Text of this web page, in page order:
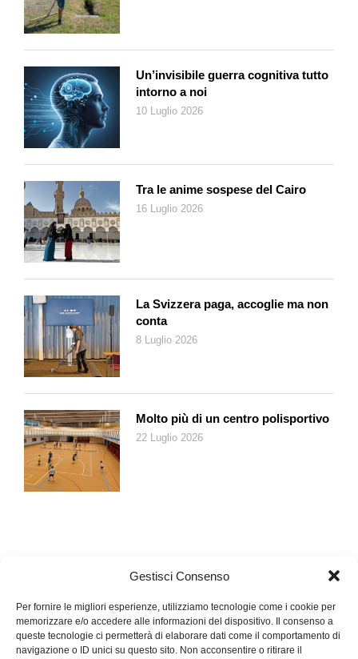
Gestisci Consenso
Per fornire le migliori esperienze, utilizziamo tecnologie come i cookie per
memorizzare e/o accedere alle informazioni del dispositivo. Il consenso a
queste tecnologie ci permetterà di elaborare dati come il comportamento di
navigazione o ID unici su questo sito. Non acconsentire o ritirare il
Un’invisibile guerra cognitiva tutto
intorno a noi
10 Luglio 2026
Tra le anime sospese del Cairo
16 Luglio 2026
La Svizzera paga, accoglie ma non
conta
8 Luglio 2026
Molto più di un centro polisportivo
22 Luglio 2026